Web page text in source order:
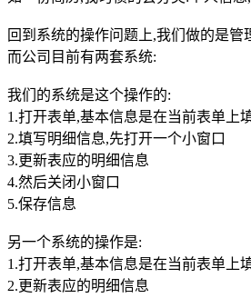
回到系统的操作问题上,我们做的是
而公司目前有两套系统:
我们的系统是这个操作的:
1.打开表单,基本信息是在当前表单上
2.填写明细信息,先打开一个小窗口
3.更新表应的明细信息
4.然后关闭小窗口
5.保存信息
另一个系统的操作是:
1.打开表单,基本信息是在当前表单上
2.更新表应的明细信息